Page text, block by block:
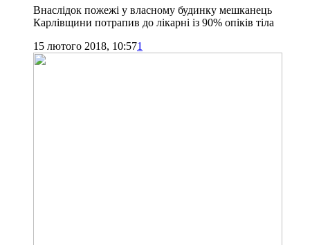
Внаслідок пожежі у власному будинку мешканець
Карлівщини потрапив до лікарні із 90% опіків тіла
15 лютого 2018, 10:571